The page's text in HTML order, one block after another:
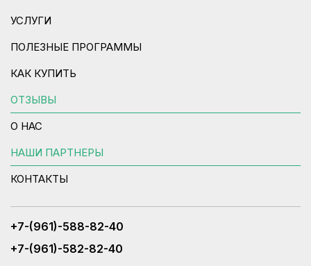
УСЛУГИ
ПОЛЕЗНЫЕ ПРОГРАММЫ
КАК КУПИТЬ
ОТЗЫВЫ
О НАС
НАШИ ПАРТНЕРЫ
КОНТАКТЫ
+7-(961)-588-82-40
+7-(961)-582-82-40